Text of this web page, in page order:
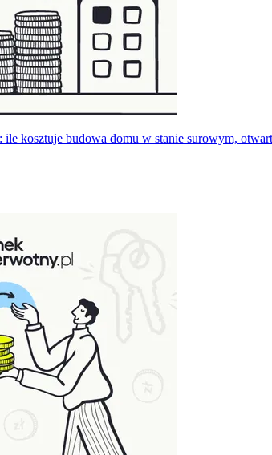
kosztuje budowa domu w stanie surowym,